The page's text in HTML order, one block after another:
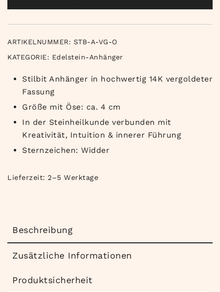
ARTIKELNUMMER: STB-A-VG-O
KATEGORIE: Edelstein-Anhänger
Stilbit Anhänger in hochwertig 14K vergoldeter
Fassung
Größe mit Öse: ca. 4 cm
In der Steinheilkunde verbunden mit
Kreativität, Intuition & innerer Führung
Sternzeichen: Widder
Lieferzeit: 2–5 Werktage
Beschreibung
Zusätzliche Informationen
Produktsicherheit